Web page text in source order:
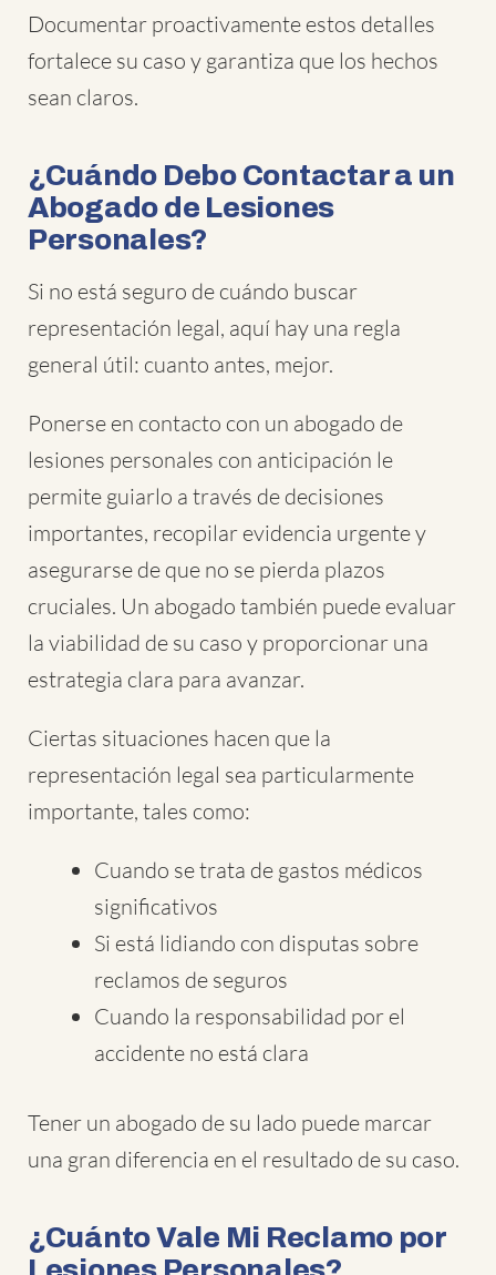
Documentar proactivamente estos detalles
fortalece su caso y garantiza que los hechos
sean claros.
¿Cuándo Debo Contactar a un
Abogado de Lesiones
Personales?
Si no está seguro de cuándo buscar
representación legal, aquí hay una regla
general útil: cuanto antes, mejor.
Ponerse en contacto con un abogado de
lesiones personales con anticipación le
permite guiarlo a través de decisiones
importantes, recopilar evidencia urgente y
asegurarse de que no se pierda plazos
cruciales. Un abogado también puede evaluar
la viabilidad de su caso y proporcionar una
estrategia clara para avanzar.
Ciertas situaciones hacen que la
representación legal sea particularmente
importante, tales como:
Cuando se trata de gastos médicos
significativos
Si está lidiando con disputas sobre
reclamos de seguros
Cuando la responsabilidad por el
accidente no está clara
Tener un abogado de su lado puede marcar
una gran diferencia en el resultado de su caso.
¿Cuánto Vale Mi Reclamo por